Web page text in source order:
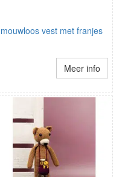
mouwloos vest met franjes
Meer info